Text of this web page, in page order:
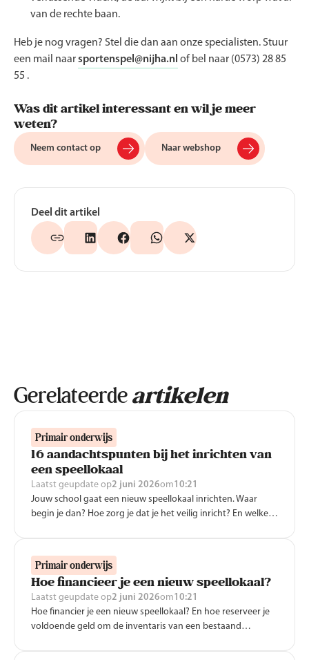
van de rechte baan.
Heb je nog vragen? Stel die dan aan onze specialisten. Stuur
een mail naarsportenspel@nijha.nl of bel naar (0573) 28 85
55 .
Was dit artikel interessant en wil je meer
weten?
Neem contact op Naar webshop
Deel dit artikel
Gerelateerdeartikelen
Primair onderwijs
16 aandachtspunten bij het inrichten van
een speellokaal
Laatst geupdate op2 juni 2026om10:21
Jouw school gaat een nieuw speellokaal inrichten. Waar
begin je dan? Hoe zorg je dat je het veilig inricht? En welke
Primair onderwijs
Hoe financieer je een nieuw speellokaal?
Laatst geupdate op2 juni 2026om10:21
Hoe financier je een nieuw speellokaal? En hoe reserveer je
voldoende geld om de inventaris van een bestaand